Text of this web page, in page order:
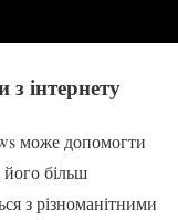
з інтернету
може допомогти
його більш
з різноманітними